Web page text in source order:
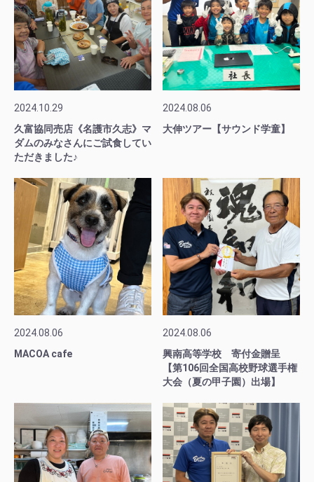
2024.10.29
久富協同売店《名護市久志》マ
ダムのみなさんにご試食してい
ただきました♪
2024.08.06
大伸ツアー【サウンド学童】
2024.08.06
MACOA cafe
2024.08.06
興南高等学校 寄付金贈呈
【第106回全国高校野球選手権
大会（夏の甲子園）出場】